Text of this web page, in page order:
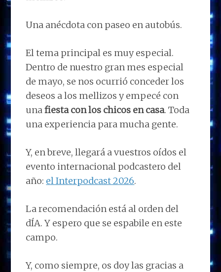
Una anécdota con paseo en autobús.
El tema principal es muy especial.
Dentro de nuestro gran mes especial
de mayo, se nos ocurrió conceder los
deseos a los mellizos y empecé con
unafiesta con los chicos en casa. Toda
una experiencia para mucha gente.
Y, en breve, llegará a vuestros oídos el
evento internacional podcastero del
año: el Interpodcast 2026.
La recomendación está al orden del
dÍA. Y espero que se espabile en este
campo.
Y, como siempre, os doy las gracias a